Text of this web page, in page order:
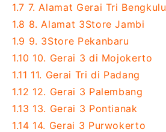
1.7 7. Alamat Gerai Tri Bengkulu
1.8 8. Alamat 3Store Jambi
1.9 9. 3Store Pekanbaru
1.10 10. Gerai 3 di Mojokerto
1.11 11. Gerai Tri di Padang
1.12 12. Gerai 3 Palembang
1.13 13. Gerai 3 Pontianak
1.14 14. Gerai 3 Purwokerto